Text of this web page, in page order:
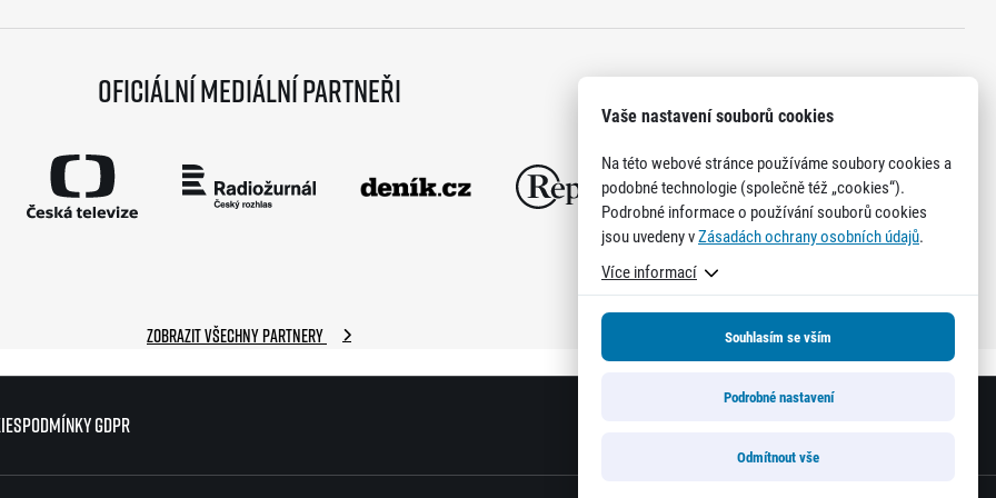
Podmínky GDPR
Oficiální mediální partneři
Zobrazit všechny partnery
Podmínky GDPR
Vaše nastavení souborů cookies
Na této webové stránce používáme soubory cookies a
podobné technologie (společně též „cookies“).
Podrobné informace o používání souborů cookies
jsou uvedeny vZásadách ochrany osobních údajů.
Více informací
Souhlasím se vším
Podrobné nastavení
Odmítnout vše